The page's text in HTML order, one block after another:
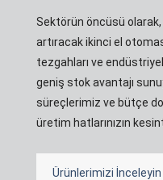
Sektörün öncüsü
artıracak ikinci el
tezgahları ve
geniş stok avantajı
süreçlerimiz ve bütçe
üretim hatlarınızın
Ürünlerimizi İnceleyin